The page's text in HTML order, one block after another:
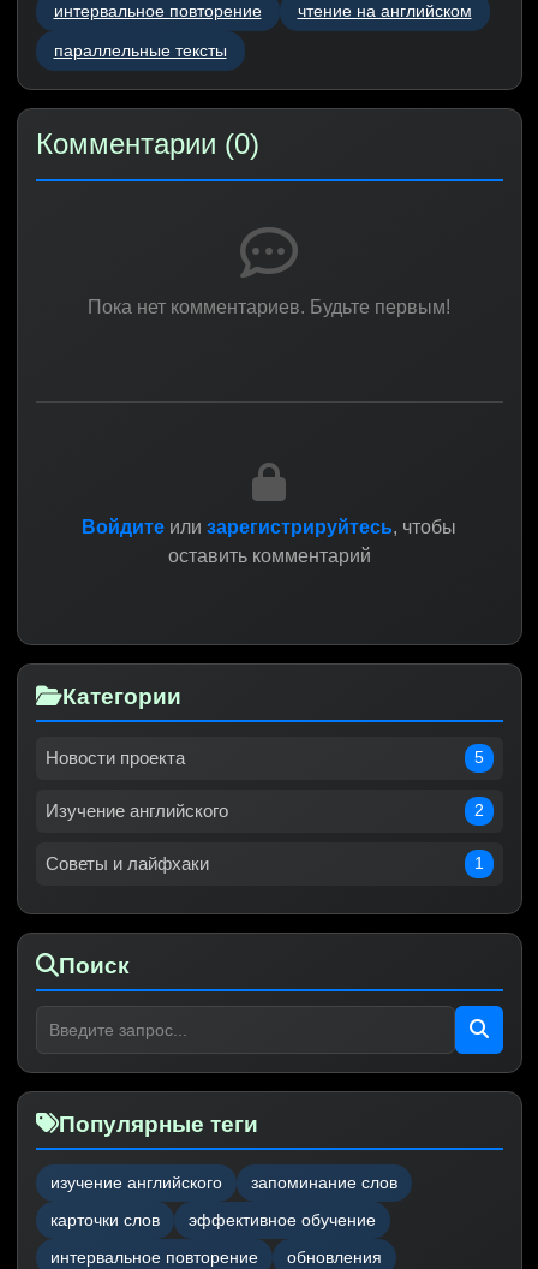
Категории
Новости проекта 5
Изучение английского 2
Советы и лайфхаки 1
Поиск
Популярные теги
изучение английского
запоминание слов
карточки слов
эффективное обучение
интервальное повторение
обновления
интервальное повторение чтение на английском
параллельные тексты
Комментарии (0)
Пока нет комментариев. Будьте первым!
Войдите или зарегистрируйтесь, чтобы
оставить комментарий